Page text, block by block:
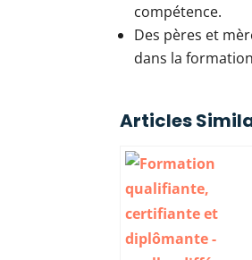
compétence.
Des pères et
dans la
Articles